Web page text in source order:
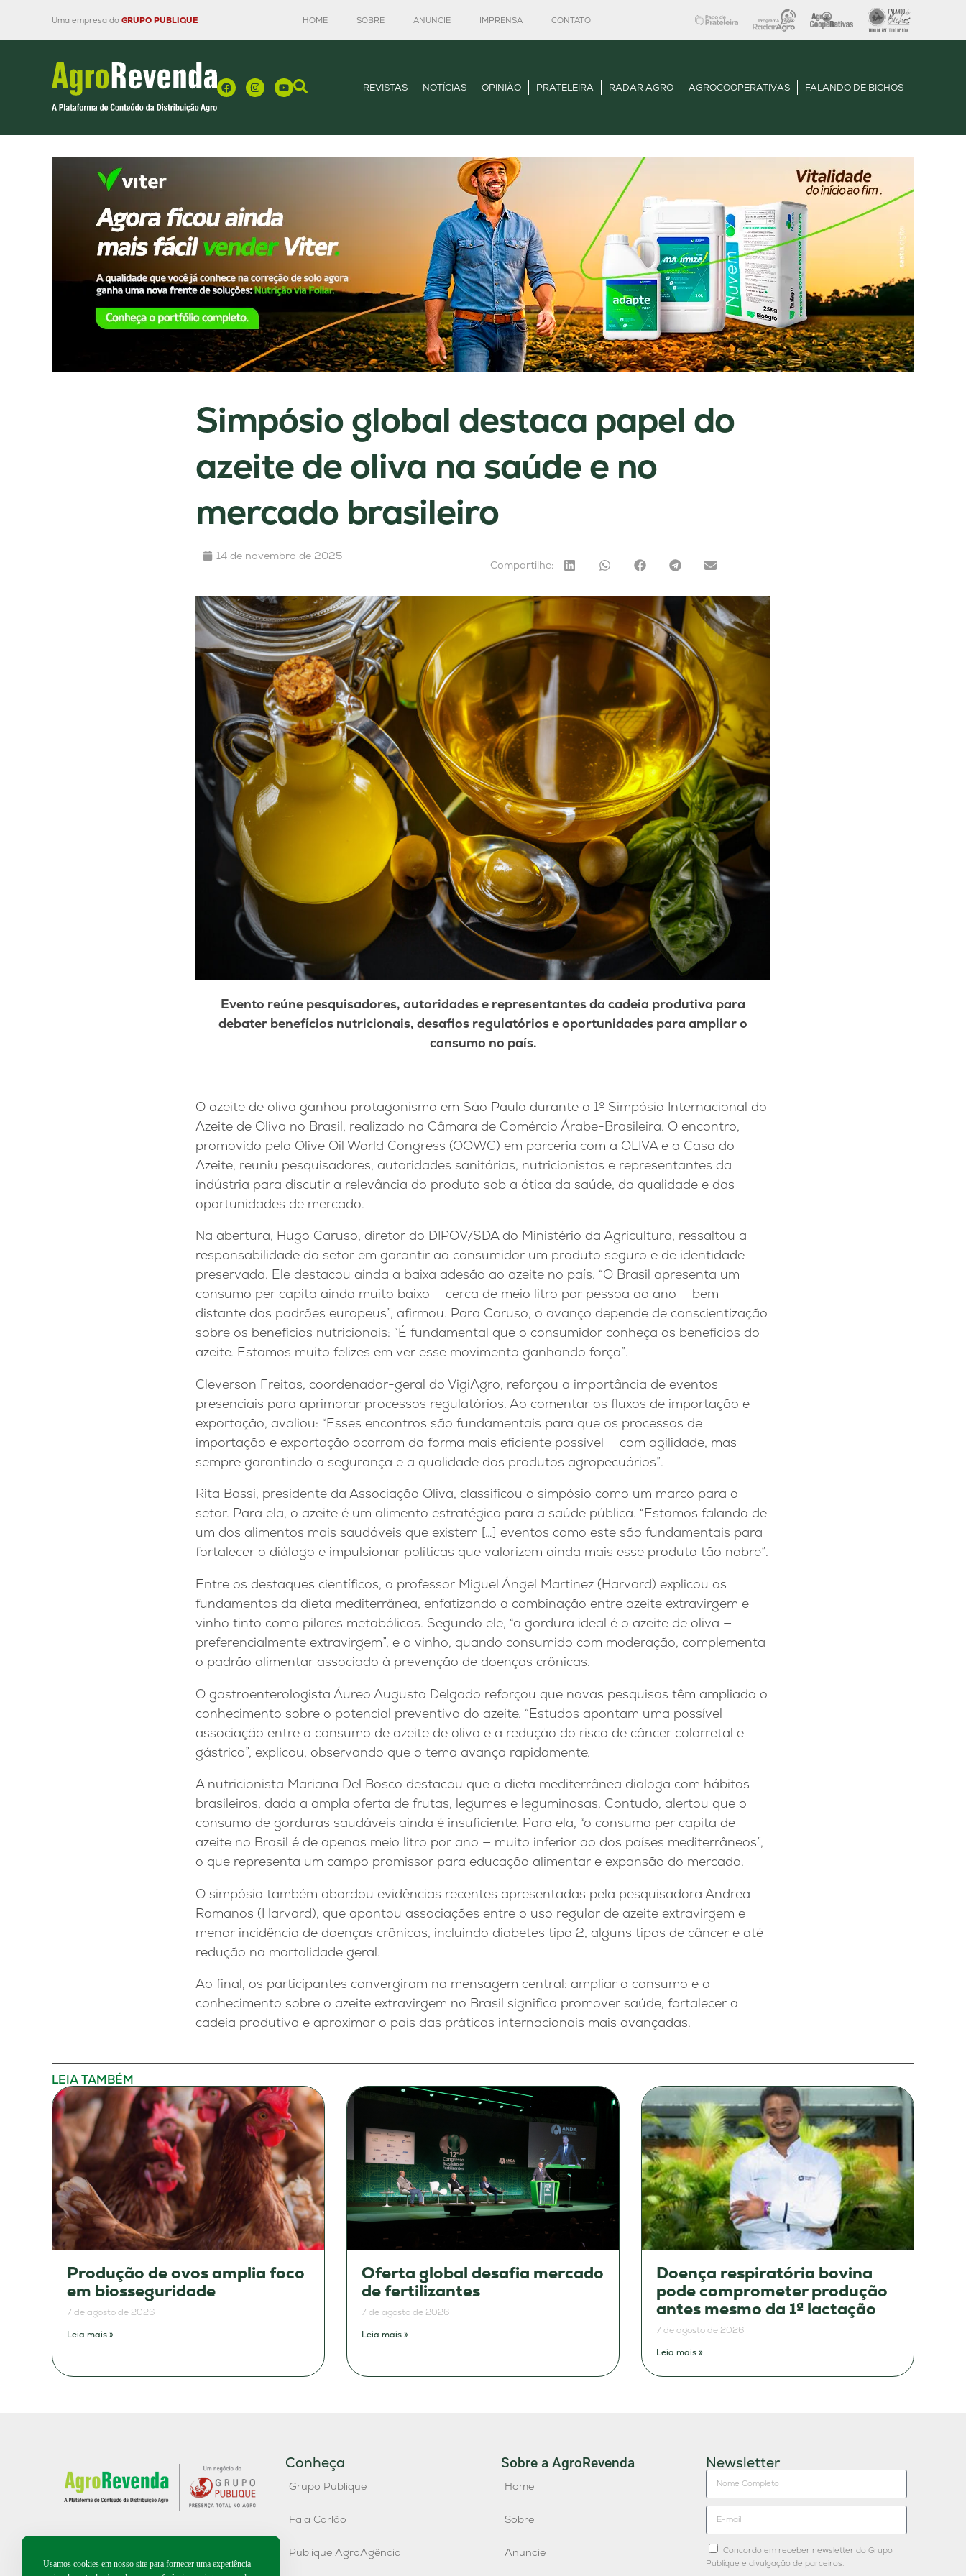
Uma empresa do GRUPO PUBLIQUE HOME SOBRE ANUNCIE IMPRENSA CONTATO
REVISTAS NOTÍCIAS OPINIÃO PRATELEIRA RADAR AGRO AGROCOOPERATIVAS FALANDO DE BICHOS
Simpósio global destaca papel do
azeite de oliva na saúde e no
mercado brasileiro
14 de novembro de 2025
Compartilhe:
Evento reúne pesquisadores, autoridades e representantes da cadeia produtiva para
debater benefícios nutricionais, desafios regulatórios e oportunidades para ampliar o
consumo no país.
O azeite de oliva ganhou protagonismo em São Paulo durante o 1º Simpósio Internacional do
Azeite de Oliva no Brasil, realizado na Câmara de Comércio Árabe-Brasileira. O encontro,
promovido pelo Olive Oil World Congress (OOWC) em parceria com a OLIVA e a Casa do
Azeite, reuniu pesquisadores, autoridades sanitárias, nutricionistas e representantes da
indústria para discutir a relevância do produto sob a ótica da saúde, da qualidade e das
oportunidades de mercado.
Na abertura, Hugo Caruso, diretor do DIPOV/SDA do Ministério da Agricultura, ressaltou a
responsabilidade do setor em garantir ao consumidor um produto seguro e de identidade
preservada. Ele destacou ainda a baixa adesão ao azeite no país. “O Brasil apresenta um
consumo per capita ainda muito baixo — cerca de meio litro por pessoa ao ano — bem
distante dos padrões europeus”, afirmou. Para Caruso, o avanço depende de conscientização
sobre os benefícios nutricionais: “É fundamental que o consumidor conheça os benefícios do
azeite. Estamos muito felizes em ver esse movimento ganhando força”.
Cleverson Freitas, coordenador-geral do VigiAgro, reforçou a importância de eventos
presenciais para aprimorar processos regulatórios. Ao comentar os fluxos de importação e
exportação, avaliou: “Esses encontros são fundamentais para que os processos de
importação e exportação ocorram da forma mais eficiente possível — com agilidade, mas
sempre garantindo a segurança e a qualidade dos produtos agropecuários”.
Rita Bassi, presidente da Associação Oliva, classificou o simpósio como um marco para o
setor. Para ela, o azeite é um alimento estratégico para a saúde pública. “Estamos falando de
um dos alimentos mais saudáveis que existem […] eventos como este são fundamentais para
fortalecer o diálogo e impulsionar políticas que valorizem ainda mais esse produto tão nobre”.
Entre os destaques científicos, o professor Miguel Ángel Martinez (Harvard) explicou os
fundamentos da dieta mediterrânea, enfatizando a combinação entre azeite extravirgem e
vinho tinto como pilares metabólicos. Segundo ele, “a gordura ideal é o azeite de oliva —
preferencialmente extravirgem”, e o vinho, quando consumido com moderação, complementa
o padrão alimentar associado à prevenção de doenças crônicas.
O gastroenterologista Áureo Augusto Delgado reforçou que novas pesquisas têm ampliado o
conhecimento sobre o potencial preventivo do azeite. “Estudos apontam uma possível
associação entre o consumo de azeite de oliva e a redução do risco de câncer colorretal e
gástrico”, explicou, observando que o tema avança rapidamente.
A nutricionista Mariana Del Bosco destacou que a dieta mediterrânea dialoga com hábitos
brasileiros, dada a ampla oferta de frutas, legumes e leguminosas. Contudo, alertou que o
consumo de gorduras saudáveis ainda é insuficiente. Para ela, “o consumo per capita de
azeite no Brasil é de apenas meio litro por ano — muito inferior ao dos países mediterrâneos”,
o que representa um campo promissor para educação alimentar e expansão do mercado.
O simpósio também abordou evidências recentes apresentadas pela pesquisadora Andrea
Romanos (Harvard), que apontou associações entre o uso regular de azeite extravirgem e
menor incidência de doenças crônicas, incluindo diabetes tipo 2, alguns tipos de câncer e até
redução na mortalidade geral.
Ao final, os participantes convergiram na mensagem central: ampliar o consumo e o
conhecimento sobre o azeite extravirgem no Brasil significa promover saúde, fortalecer a
cadeia produtiva e aproximar o país das práticas internacionais mais avançadas.
LEIA TAMBÉM
Produção de ovos amplia foco
em biosseguridade
7 de agosto de 2026
Leia mais »
Oferta global desafia mercado
de fertilizantes
7 de agosto de 2026
Leia mais »
Doença respiratória bovina
pode comprometer produção
antes mesmo da 1ª lactação
7 de agosto de 2026
Leia mais »
Conheça
Grupo Publique
Fala Carlão
Publique AgroAgência
Sobre a AgroRevenda
Home
Sobre
Anuncie
Newsletter
Concordo em receber newsletter do Grupo
Publique e divulgação de parceiros.
Usamos cookies em nosso site para fornecer uma experiência